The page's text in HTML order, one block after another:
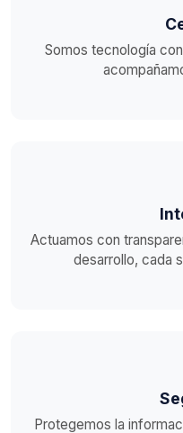
Somos tecnología
Actuamos con
desarrollo, cada
Protegemos la